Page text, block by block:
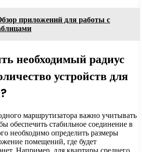
приложений для работы с
необходимый радиус
устройств для
маршрутизатора важно учитывать
обеспечить стабильное соединение в
необходимо определить размеры
помещений, где будет
Например, для квартиры среднего